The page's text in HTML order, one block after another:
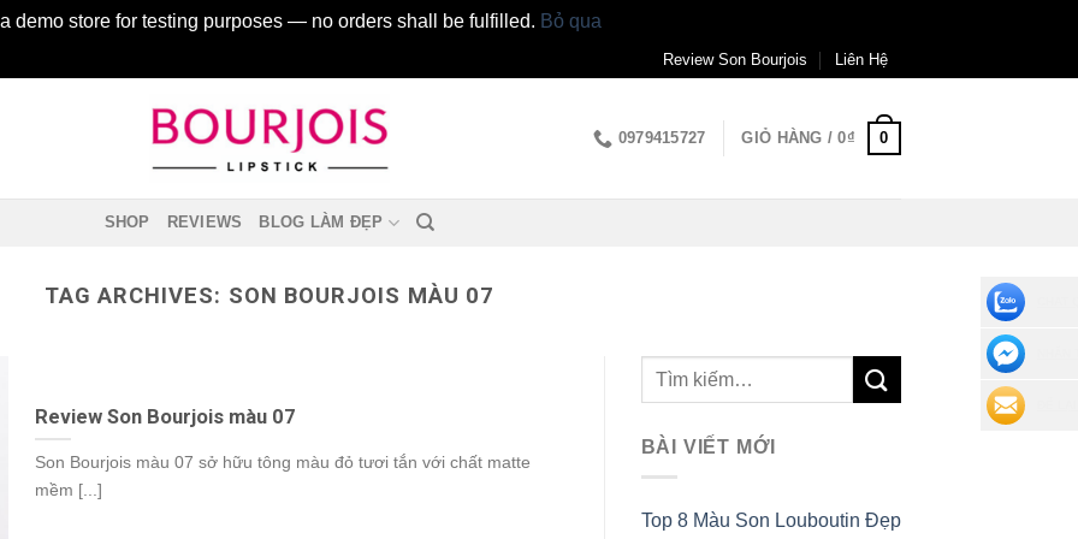
demo store for testing purposes — no orders shall be fulfilled. Bỏ qua
Review Son Bourjois Liên Hệ
0979415727 GIỎ HÀNG /0₫ 0
SHOP REVIEWS BLOG LÀM ĐẸP
TAG ARCHIVES: SON BOURJOIS MÀU 07
Review Son Bourjois màu 07
Son Bourjois màu 07 sở hữu tông màu đỏ tươi tắn với chất matte
mềm [...]
BÀI VIẾT MỚI
Top 8 Màu Son Louboutin Đẹp